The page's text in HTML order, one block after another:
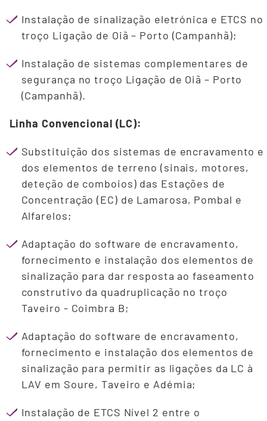
Instalação de sinalização eletrónica e ETCS no
troço Ligação de Oiã – Porto (Campanhã);
Instalação de sistemas complementares de
segurança no troço Ligação de Oiã – Porto
(Campanhã).
Linha Convencional (LC):
Substituição dos sistemas de encravamento e
dos elementos de terreno (sinais, motores,
deteção de comboios) das Estações de
Concentração (EC) de Lamarosa, Pombal e
Alfarelos;
Adaptação do software de encravamento,
fornecimento e instalação dos elementos de
sinalização para dar resposta ao faseamento
construtivo da quadruplicação no troço
Taveiro - Coimbra B;
Adaptação do software de encravamento,
fornecimento e instalação dos elementos de
sinalização para permitir as ligações da LC à
LAV em Soure, Taveiro e Adémia;
Instalação de ETCS Nível 2 entre o